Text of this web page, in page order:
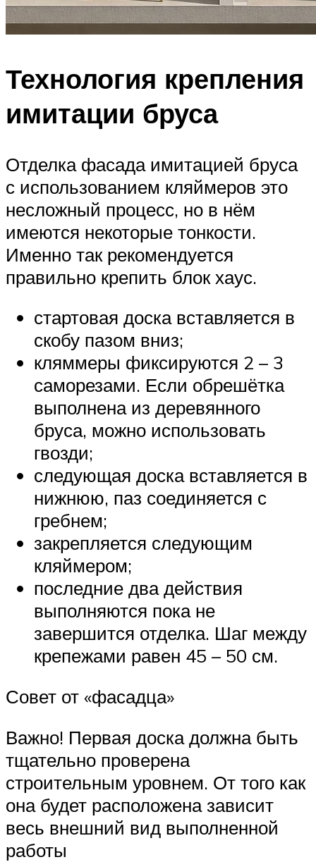
Технология крепления
имитации бруса
Отделка фасада имитацией бруса
с использованием кляймеров это
несложный процесс, но в нём
имеются некоторые тонкости.
Именно так рекомендуется
правильно крепить блок хаус.
стартовая доска вставляется в
скобу пазом вниз;
кляммеры фиксируются 2 – 3
саморезами. Если обрешётка
выполнена из деревянного
бруса, можно использовать
гвозди;
следующая доска вставляется в
нижнюю, паз соединяется с
гребнем;
закрепляется следующим
кляймером;
последние два действия
выполняются пока не
завершится отделка. Шаг между
крепежами равен 45 – 50 см.
Совет от «фасадца»
Важно! Первая доска должна быть
тщательно проверена
строительным уровнем. От того как
она будет расположена зависит
весь внешний вид выполненной
работы